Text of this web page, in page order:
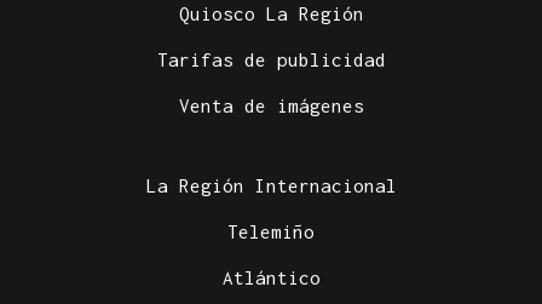
Vivas pide expulsar de inmediato a migrantes que
medios europeos
Quiosco La Región
Tarifas de publicidad
Venta de imágenes
La Región Internacional
Telemiño
Atlántico